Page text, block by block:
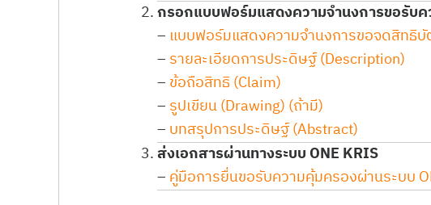
กรอกแบบฟอร์มแสดงความจำนงการขอรับค
– แบบฟอร์มแสดงความจำนงการขอจดสิทธิ
– รายละเอียดการประดิษฐ์ (Description)
– ข้อถือสิทธิ (Claim)
– รูปเขียน (Drawing) (ถ้ามี)
– บทสรุปการประดิษฐ์ (Abstract)
ส่งเอกสารผ่านทางระบบ ONE KRIS
– คู่มือการยื่นขอรับความคุ้มครองผ่านระบบ